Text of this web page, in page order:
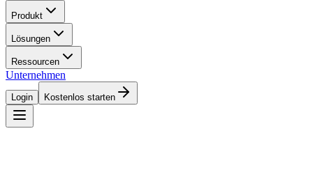
Produkt
Lösungen
Ressourcen
Unternehmen
Login Kostenlos starten